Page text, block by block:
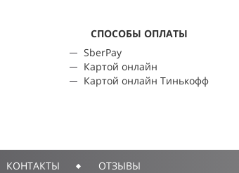
CПОСОБЫ ОПЛАТЫ
SberPay
Картой онлайн
Картой онлайн Тинькофф
КОНТАКТЫ ОТЗЫВЫ